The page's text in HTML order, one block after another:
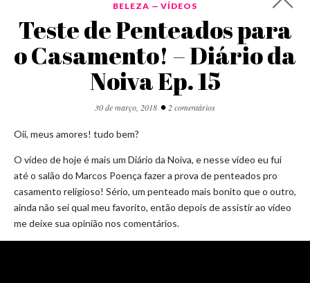
BELEZA —VÍDEOS
Teste de Penteados para
o Casamento! – Diário da
Noiva Ep. 15
30 de março, 2018 • 2 comentários
Oii, meus amores! tudo bem?
O vídeo de hoje é mais um Diário da Noiva, e nesse vídeo eu fui
até o salão do Marcos Poença fazer a prova de penteados pro
casamento religioso! Sério, um penteado mais bonito que o outro,
ainda não sei qual meu favorito, então depois de assistir ao vídeo
me deixe sua opinião nos comentários.